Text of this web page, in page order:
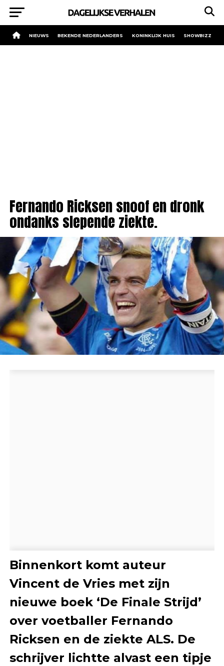
NIEUWS BEKENDE NEDERLANDERS KONINKLIJK HUIS SHOWBIZZ
Fernando Ricksen snoof en dronk
ondanks slepende ziekte.
Binnenkort komt auteur
Vincent de Vries met zijn
nieuwe boek ‘De Finale Strijd’
over voetballer Fernando
Ricksen en de ziekte ALS. De
schrijver lichtte alvast een tipje